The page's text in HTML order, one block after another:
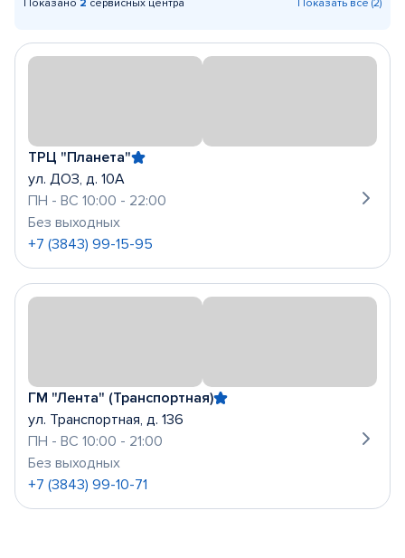
Показано 2 сервисных центра Показать все (2)
ТРЦ "Планета"
ул. ДОЗ, д. 10А
ПН - ВС 10:00 - 22:00
Без выходных
+7 (3843) 99-15-95
ГМ "Лента" (Транспортная)
ул. Транспортная, д. 136
ПН - ВС 10:00 - 21:00
Без выходных
+7 (3843) 99-10-71